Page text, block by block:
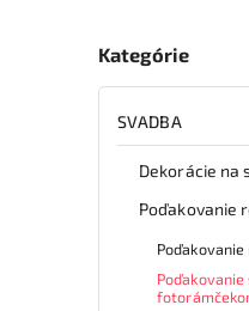
Kategórie
SVADBA
Dekorácie na
Poďakovanie
Poďakovanie